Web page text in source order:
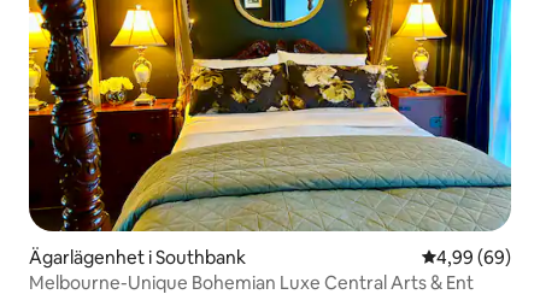
Ägarlägenhet i Southbank 4,99 av 5 i
4,99 (69)
Melbourne-Unique Bohemian Luxe Central Arts & Ent